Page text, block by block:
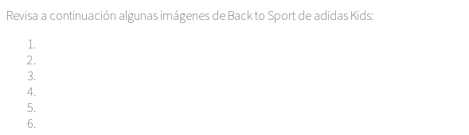
Revisa a continuación algunas imágenes de Back to Sport de adidas Kids: